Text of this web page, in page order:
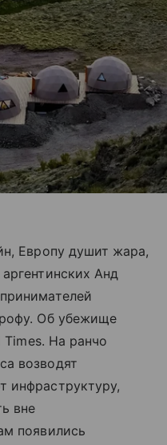
Европу душит жара,
Анд
Об убежище
Times. На ранчо
возводят
инфраструктуру,
вне
появились